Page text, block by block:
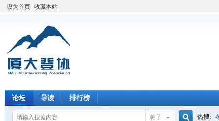
设为首页 收藏本站
论坛 导读 排行榜
帖子 热搜: